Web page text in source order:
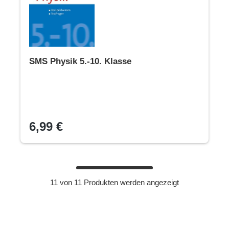
SMS Physik 5.-10. Klasse
6,99 €
11 von 11 Produkten werden angezeigt